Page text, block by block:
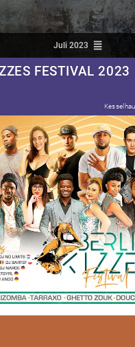
Juli 2023 reorder
FESTIVAL 2023